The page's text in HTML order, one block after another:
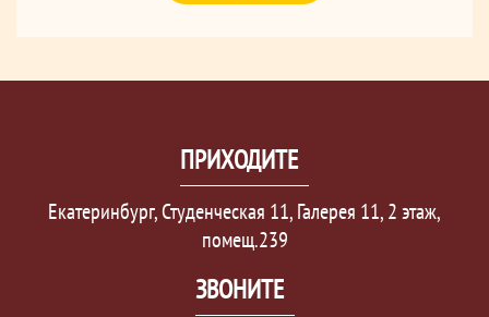
ПРИХОДИТЕ
Екатеринбург, Студенческая 11, Галерея 11, 2 этаж,
помещ.239
ЗВОНИТЕ